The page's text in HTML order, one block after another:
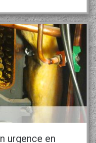
urgence en